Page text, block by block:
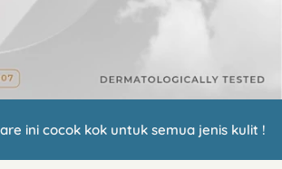
ini cocok kok untuk semua jenis kulit !